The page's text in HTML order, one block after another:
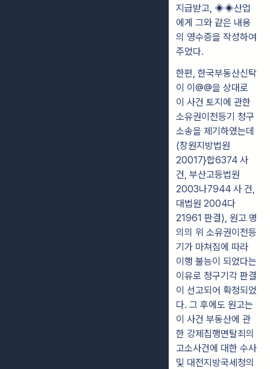
지급받고, ◈◈산업
에게 그와 같은 내용
의 영수증을 작성하여
주었다.
한편, 한국부동산신탁
이 이@@을 상대로
이 사건 토지에 관한
소유권이전등기 청구
소송을 제기하였는데
(창원지방법원
20017}합6374 사
건, 부산고등법원
2003나7944 사 건,
대법원 2004다
21961 판결), 원고 명
의의 위 소유권이전등
기가 마쳐짐에 따라
이행 불능이 되었다는
이유로 청구기각 판결
이 선고되어 확정되었
다. 그 후에도 원고는
이 사건 부동산에 관
한 강제집행면탈죄의
고소사건에 대한 수사
및 대전지방국세청의